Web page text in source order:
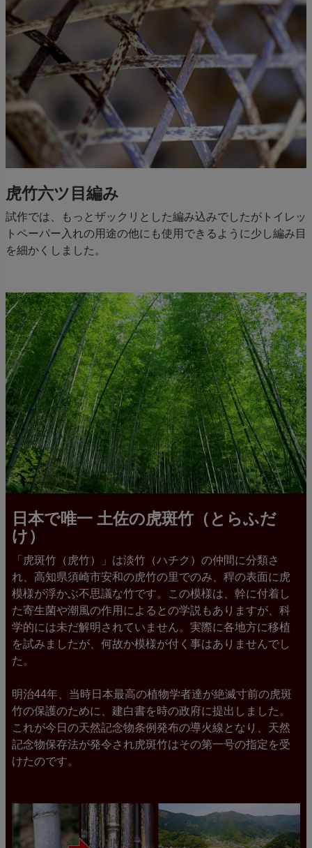
虎竹六ツ目編み
試作では、もっとザックリとした編み込みでしたがトイレッ
トペーパー入れの用途の他にも使用できるように少し編み目
を細かくしました。
日本で唯一 土佐の虎斑竹（とらふだ
け）
「虎斑竹（虎竹）」は淡竹（ハチク）の仲間に分類さ
れ、高知県須崎市安和の虎竹の里でのみ、稈の表面に虎
模様が浮かぶ不思議な竹です。この模様は、幹に付着し
た寄生菌や潮風の作用によるとの学説もありますが、科
学的には未だ解明されていません。実際に各地方に移植
を試みましたが、何故か模様が付く事はありませんでし
た。
明治44年、当時日本最高の植物学者達が絶滅寸前の虎斑
竹の保護のために、建白書を時の政府に提出しました。
これが今日の天然記念物条例発布の導火線となり、天然
記念物保存法が発令され虎斑竹はその第一号の指定を受
けたのです。